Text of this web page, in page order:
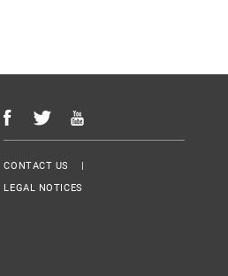
Menu Footer
CONTACT US
LEGAL NOTICES